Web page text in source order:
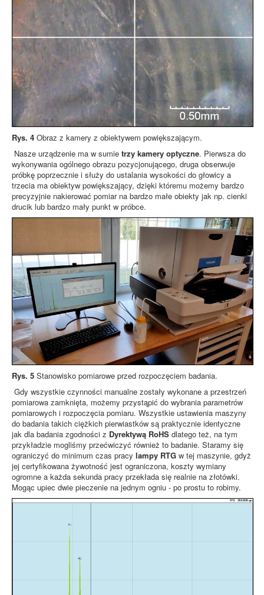
Rys. 4 Obraz z kamery z obiektywem powiększającym.
Nasze urządzenie ma w sumie trzy kamery optyczne. Pierwsza do
wykonywania ogólnego obrazu pozycjonującego, druga obserwuje
próbkę poprzecznie i służy do ustalania wysokości do głowicy a
trzecia ma obiektyw powiększający, dzięki któremu możemy bardzo
precyzyjnie nakierować pomiar na bardzo małe obiekty jak np. cienki
drucik lub bardzo mały punkt w próbce.
Rys. 5 Stanowisko pomiarowe przed rozpoczęciem badania.
Gdy wszystkie czynności manualne zostały wykonane a przestrzeń
pomiarowa zamknięta, możemy przystąpić do wybrania parametrów
pomiarowych i rozpoczęcia pomiaru. Wszystkie ustawienia maszyny
do badania takich ciężkich pierwiastków są praktycznie identyczne
jak dla badania zgodności z Dyrektywą RoHS dlatego też, na tym
przykładzie mogliśmy przećwiczyć również to badanie. Staramy się
ograniczyć do minimum czas pracy lampy RTG w tej maszynie, gdyż
jej certyfikowana żywotność jest ograniczona, koszty wymiany
ogromne a każda sekunda pracy przekłada się realnie na złotówki.
Mogąc upiec dwie pieczenie na jednym ogniu - po prostu to robimy.